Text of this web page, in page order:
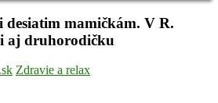
mamičkám. V R.
aj druhorodičku
Zdravie a relax